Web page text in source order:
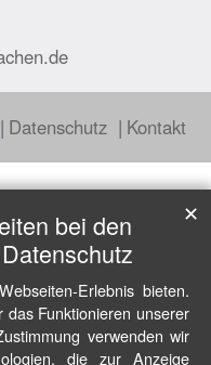
Datenschutz Kontakt
bei den
Erlebnis bieten.
Funktionieren unserer
verwenden wir
die zur Anzeige
✕